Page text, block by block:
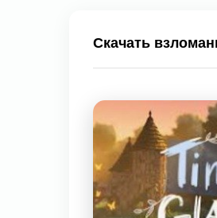
Скачать